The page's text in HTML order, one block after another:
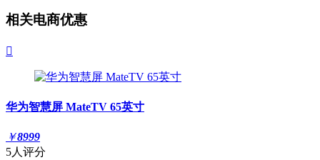
相关电商优惠

华为智慧屏 MateTV 65英寸
￥8999
5人评分